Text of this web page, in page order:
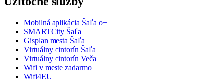
Mobilná aplikácia Šaľa o+
SMARTCity Šaľa
Gisplan mesta Šaľa
Virtuálny cintorín Šaľa
Virtuálny cintorín Veča
Wifi v meste zadarmo
Wifi4EU